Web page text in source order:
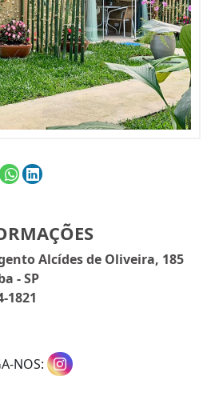
Alcídes de Oliveira, 185
- SP
1821
NOS: